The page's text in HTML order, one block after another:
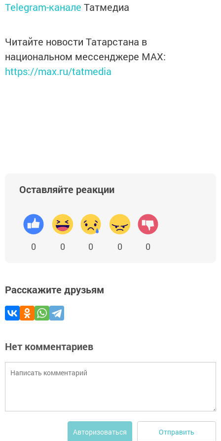
Telegram-канале Татмедиа
Читайте новости Татарстана в
национальном мессенджере MАХ:
https://max.ru/tatmedia
Оставляйте реакции
0 0 0 0 0
Расскажите друзьям
Нет комментариев
Авторизоваться Отправить